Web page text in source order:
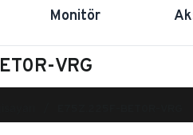
Monitör
VRG